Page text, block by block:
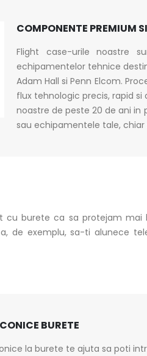
COMPONENTE PREMIUM
Flight case-urile noastre
echipamentelor tehnice
Adam Hall si Penn Elcom.
flux tehnologic precis, rapid
noastre de peste 20 de ani
sau echipamentele tale,
cu burete ca sa protejam
de exemplu, sa-ti alunece
BURETE
la burete te ajuta sa poti